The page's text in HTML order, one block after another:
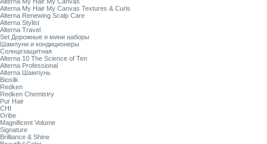
Alterna My Hair My Canvas Textures & Curls
Alterna Renewing Scalp Care
Alterna Stylist
Alterna Travel
Set Дорожные и мини наборы
Шампуни и кондиционеры
Солнцезащитная
Alterna 10 The Science of Ten
Alterna Professional
Alterna Шампунь
Biosilk
Redken
Redken Chemistry
Pur Hair
CHI
Oribe
Magnificent Volume
Signature
Brilliance & Shine